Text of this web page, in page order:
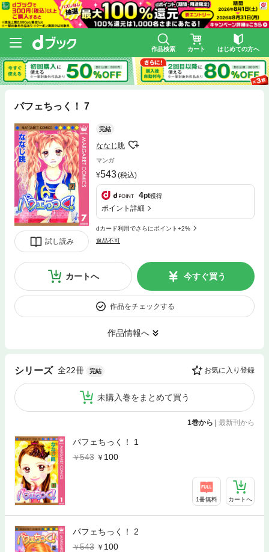
作品検索 カート はじめての方へ
パフェちっく！ 7
試し読み
完結
ななじ眺
マンガ
543(税込)
4pt獲得
ポイント詳細
dカード利用でさらにポイント+2%
返品不可
カートへ 今すぐ買う
作品をチェックする
作品情報へ
シリーズ 全22冊 完結 お気に入り登録
未購入巻をまとめて買う
1巻から 最新刊から
パフェちっく！ 1
543
100
1冊無料 カートへ
パフェちっく！ 2
543
100